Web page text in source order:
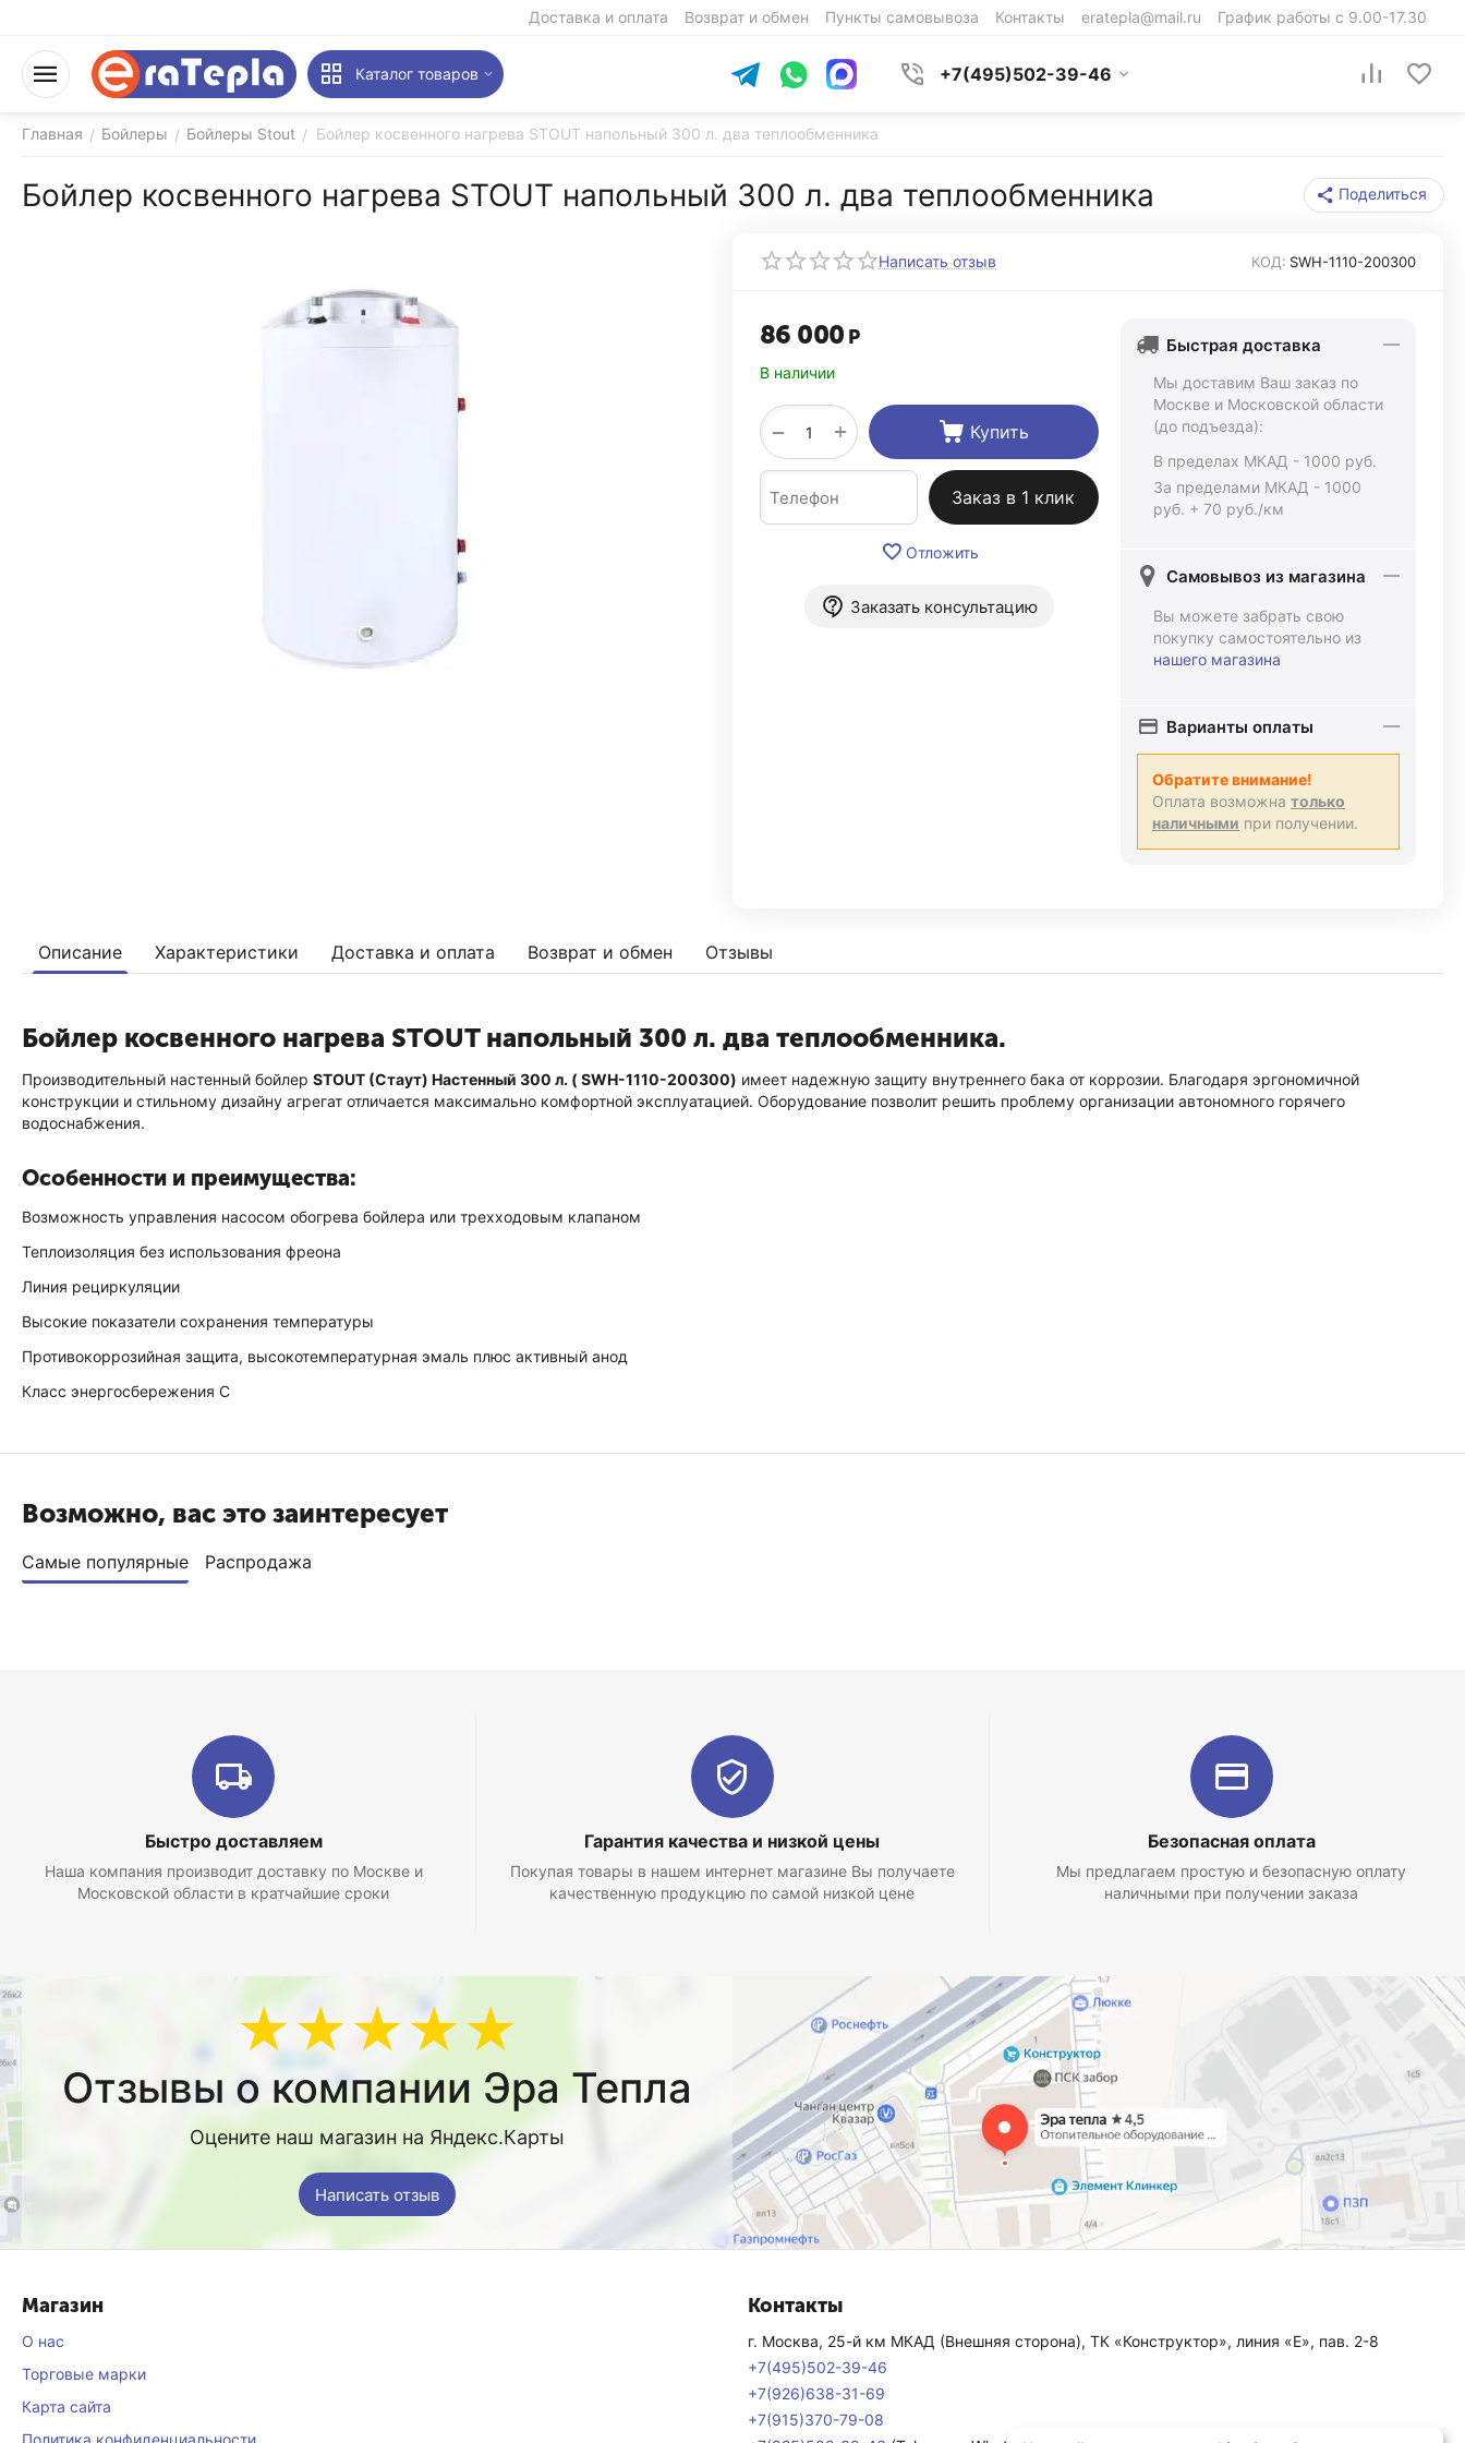
Доставка и оплата Возврат и обмен Пункты самовывоза Контакты eratepla@mail.ru График работы с 9.00-17.30
Каталог товаров +7(495)502-39-46
Главная / Бойлеры / Бойлеры Stout / Бойлер косвенного нагрева STOUT напольный 300 л. два теплообменника
Бойлер косвенного нагрева STOUT напольный 300 л. два теплообменника Поделиться
Написать отзыв КОД: SWH-1110-200300
86 000 Р
В наличии
+
− Купить
Заказ в 1 клик
Отложить
Заказать консультацию
Быстрая доставка
Мы доставим Ваш заказ по
Москве и Московской области
(до подъезда):
В пределах МКАД - 1000 руб.
За пределами МКАД - 1000
руб. + 70 руб./км
Самовывоз из магазина
Вы можете забрать свою
покупку самостоятельно из
нашего магазина
Варианты оплаты
Обратите внимание!
Оплата возможна только
наличными при получении.
Описание Характеристики Доставка и оплата Возврат и обмен Отзывы
Бойлер косвенного нагрева STOUT напольный 300 л. два теплообменника.
Производительный настенный бойлер STOUT (Стаут) Настенный 300 л. ( SWH-1110-200300) имеет надежную защиту внутреннего бака от коррозии. Благодаря эргономичной
конструкции и стильному дизайну агрегат отличается максимально комфортной эксплуатацией. Оборудование позволит решить проблему организации автономного горячего
водоснабжения.
Особенности и преимущества:
Возможность управления насосом обогрева бойлера или трехходовым клапаном
Теплоизоляция без использования фреона
Линия рециркуляции
Высокие показатели сохранения температуры
Противокоррозийная защита, высокотемпературная эмаль плюс активный анод
Класс энергосбережения С
Возможно, вас это заинтересует
Самые популярные Распродажа
Быстро доставляем
Наша компания производит доставку по Москве и
Московской области в кратчайшие сроки
Гарантия качества и низкой цены
Покупая товары в нашем интернет магазине Вы получаете
качественную продукцию по самой низкой цене
Безопасная оплата
Мы предлагаем простую и безопасную оплату
наличными при получении заказа
★★★★★
Отзывы о компании Эра Тепла
Оцените наш магазин на Яндекс.Карты
Написать отзыв
Магазин
О нас
Торговые марки
Карта сайта
Политика конфиденциальности
Контакты
г. Москва, 25-й км МКАД (Внешняя сторона), ТК «Конструктор», линия «Е», пав. 2-8
+7(495)502-39-46
+7(926)638-31-69
+7(915)370-79-08